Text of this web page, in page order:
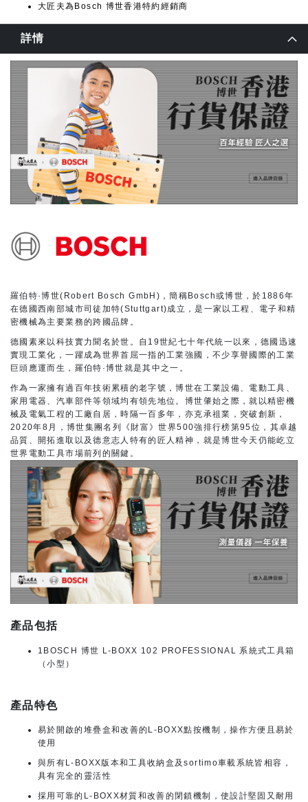
大匠夫為Bosch 博世香港特約經銷商
詳情
羅伯特·博世(Robert Bosch GmbH)，簡稱Bosch或博世，於1886年
在德國西南部城市司徒加特(Stuttgart)成立，是一家以工程、電子和精
密機械為主要業務的跨國品牌。
德國素來以科技實力聞名於世。自19世紀七十年代統一以來，德國迅速
實現工業化，一躍成為世界首屈一指的工業強國，不少享譽國際的工業
巨頭應運而生，羅伯特·博世就是其中之一。
作為一家擁有過百年技術累積的老字號，博世在工業設備、電動工具、
家用電器、汽車部件等領域均有領先地位。博世肇始之際，就以精密機
械及電氣工程的工廠自居，時隔一百多年，亦克承祖業，突破創新，
2020年8月，博世集團名列《財富》世界500強排行榜第95位，其卓越
品質、開拓進取以及德意志人特有的匠人精神，就是博世今天仍能屹立
世界電動工具市場前列的關鍵。
產品包括
1BOSCH 博世 L-BOXX 102 PROFESSIONAL 系統式工具箱
（小型）
產品特色
易於開啟的堆疊盒和改善的L-BOXX點按機制，操作方便且易於
使用
與所有L-BOXX版本和工具收納盒及sortimo車載系統皆相容，
具有完全的靈活性
採用可靠的L-BOXX材質和改善的閉鎖機制，使設計堅固又耐用